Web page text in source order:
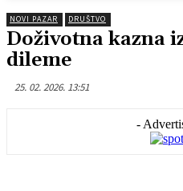
NOVI PAZAR DRUŠTVO
Doživotna kazna
dileme
25. 02. 2026. 13:51
-